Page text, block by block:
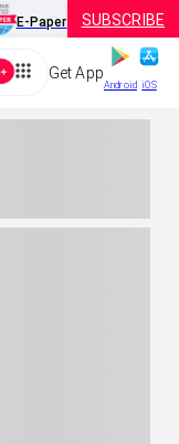
E-Paper SUBSCRIBE
Get App
Android iOS